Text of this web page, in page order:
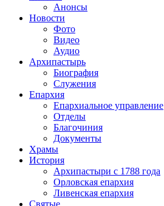
Анонсы
Новости
Фото
Видео
Аудио
Архипастырь
Биография
Служения
Епархия
Епархиальное управление
Отделы
Благочиния
Документы
Храмы
История
Архипастыри с 1788 года
Орловская епархия
Ливенская епархия